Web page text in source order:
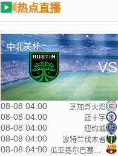
热点直播
中北美杯
VS
08-08 04:00 芝加哥火焰
08-08 04:00 蓝十字
08-08 04:00 纽约城
08-08 04:00 波特兰伐木者
08-08 04:00